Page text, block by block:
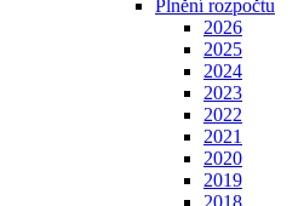
Plnění rozpočtu
2026
2025
2024
2023
2022
2021
2020
2019
2018